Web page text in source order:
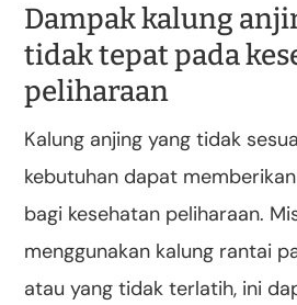
Dampak kalung
tidak tepat pada
peliharaan
Kalung anjing yang tidak
kebutuhan dapat
bagi kesehatan peliharaan.
menggunakan kalung rantai
atau yang tidak terlatih, ini